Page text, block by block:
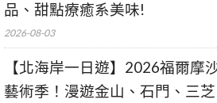
品、甜點療癒系美味!
2026-08-03
【北海岸一日遊】2026福爾摩
藝術季！漫遊金山、石門、三